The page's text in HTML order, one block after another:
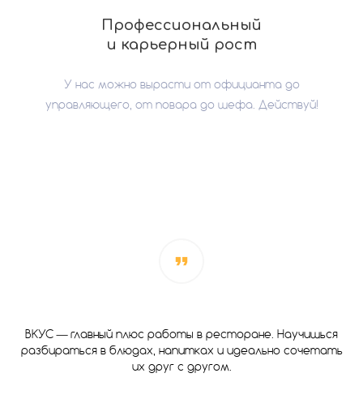
Профессиональный
и карьерный рост
У нас можно вырасти от официанта до
управляющего, от повара до шефа. Действуй!
ВКУС — главный плюс работы в ресторане. Научишься
разбираться в блюдах, напитках и идеально сочетать
их друг с другом.